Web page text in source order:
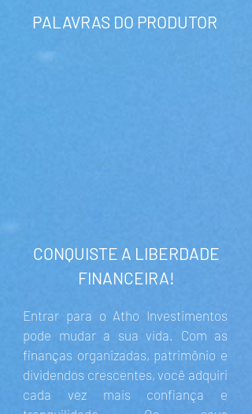
PALAVRAS DO PRODUTOR
CONQUISTE A LIBERDADE
FINANCEIRA!
Entrar para o Atho Investimentos
pode mudar a sua vida. Com as
finanças organizadas, patrimônio e
dividendos crescentes, você adquiri
cada vez mais confiança e